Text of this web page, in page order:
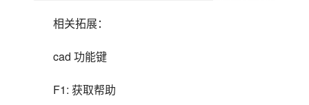
相关拓展：
cad 功能键
F1: 获取帮助